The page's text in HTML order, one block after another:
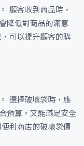
顧客收到商品時，
降低對商品的滿意
可以提升顧客的購
選擇破壞袋時，應
預算，又能滿足安全
利商店的破壞袋價